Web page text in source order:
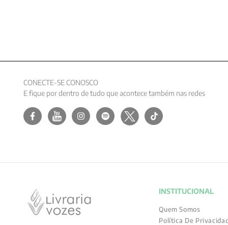
CONECTE-SE CONOSCO
E fique por dentro de tudo que acontece também nas redes
INSTITUCIONAL
Quem Somos
Política De